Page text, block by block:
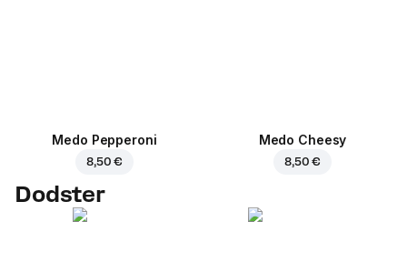
Medo Pepperoni
8,50 €
Medo Cheesy
8,50 €
Dodster